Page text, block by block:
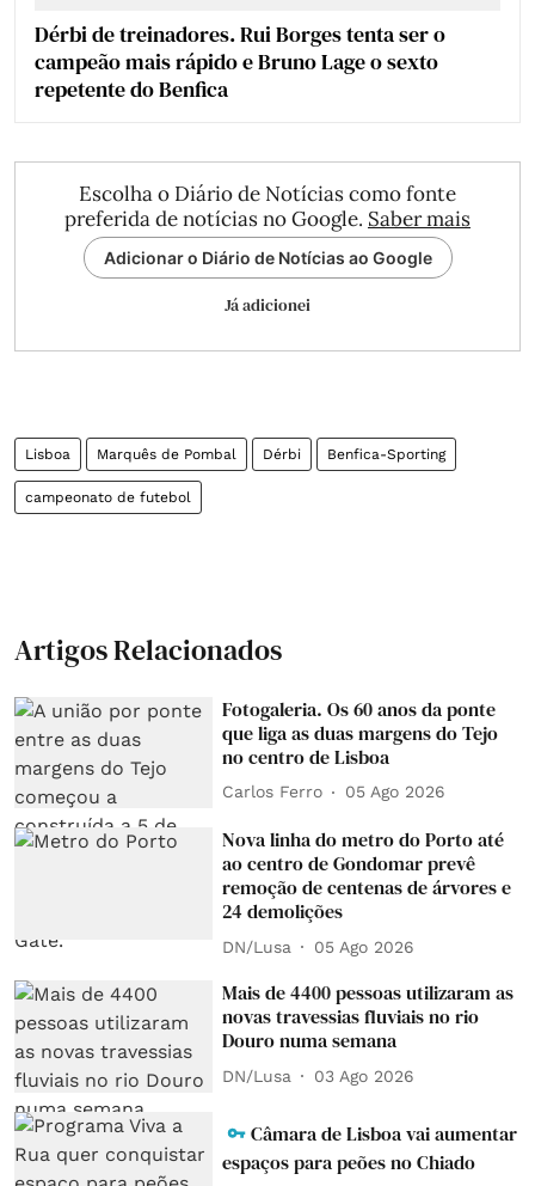
Dérbi de treinadores. Rui Borges tenta ser o
campeão mais rápido e Bruno Lage o sexto
repetente do Benfica
Escolha o Diário de Notícias como fonte
preferida de notícias no Google. Saber mais
Adicionar o Diário de Notícias ao Google
Já adicionei
Lisboa Marquês de Pombal Dérbi Benfica-Sporting
campeonato de futebol
Artigos Relacionados
Fotogaleria. Os 60 anos da ponte
que liga as duas margens do Tejo
no centro de Lisboa
Carlos Ferro 05 Ago 2026
Nova linha do metro do Porto até
ao centro de Gondomar prevê
remoção de centenas de árvores e
24 demolições
DN/Lusa 05 Ago 2026
Mais de 4400 pessoas utilizaram as
novas travessias fluviais no rio
Douro numa semana
DN/Lusa 03 Ago 2026
Câmara de Lisboa vai aumentar
espaços para peões no Chiado